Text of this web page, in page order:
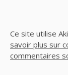
Ce site utilise
savoir plus sur
commentaires